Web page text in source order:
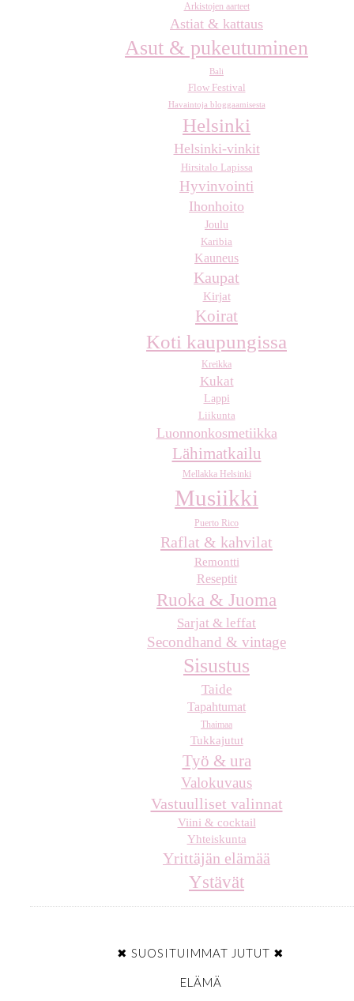
Arkistojen aarteet
Astiat & kattaus
Asut & pukeutuminen
Bali
Flow Festival
Havaintoja bloggaamisesta
Helsinki
Helsinki-vinkit
Hirsitalo Lapissa
Hyvinvointi
Ihonhoito
Joulu
Karibia
Kauneus
Kaupat
Kirjat
Koirat
Koti kaupungissa
Kreikka
Kukat
Lappi
Liikunta
Luonnonkosmetiikka
Lähimatkailu
Mellakka Helsinki
Musiikki
Puerto Rico
Raflat & kahvilat
Remontti
Reseptit
Ruoka & Juoma
Sarjat & leffat
Secondhand & vintage
Sisustus
Taide
Tapahtumat
Thaimaa
Tukkajutut
Työ & ura
Valokuvaus
Vastuulliset valinnat
Viini & cocktail
Yhteiskunta
Yrittäjän elämää
Ystävät
✖ SUOSITUIMMAT JUTUT ✖
ELÄMÄ